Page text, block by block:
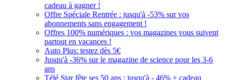
cadeau à gagner !
Offre Spéciale Rentrée : jusqu'à -53% sur vos
abonnements sans engagement !
Offres 100% numériques : vos magazines vous suivent
partout en vacances !
Auto Plus: testez dès 5€
Jusqu'à -36% sur le magazine de science pour les 3-6
ans
Télé Star fête ses 50 ans : jusqu'à - 46% + cadeau